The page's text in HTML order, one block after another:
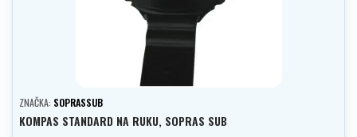
ZNAČKA: SOPRASSUB
KOMPAS STANDARD NA RUKU, SOPRAS SUB